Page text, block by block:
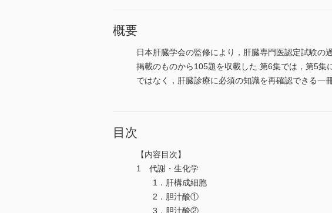
概要
日本肝臓学会の監修により，肝臓専門医認定試験
掲載のものから105題を収載した.第6集では，第5
ではなく，肝臓診療に必須の知識を再確認できる一冊
目次
【内容目次】
1 代謝・生化学
1．肝構成細胞
2．胆汁酸①
3．胆汁酸②